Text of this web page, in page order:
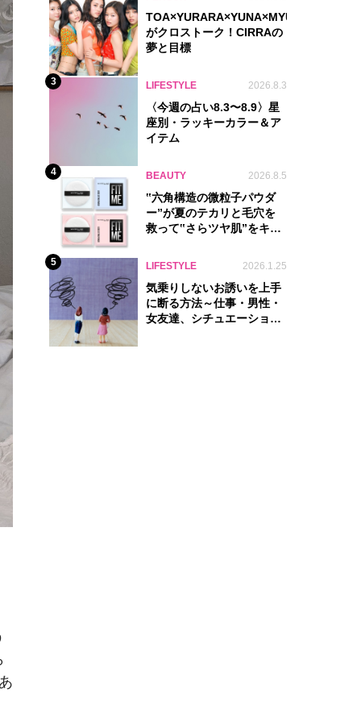
TOA×YURARA×YUNA×MYU.Y×MANON
がクロストーク！CIRRAの
夢と目標
3 LIFESTYLE 2026.8.3
〈今週の占い8.3〜8.9〉星
座別・ラッキーカラー＆ア
イテム
4 BEAUTY 2026.8.5
‟六角構造の微粒子パウダ
ー”が夏のテカリと毛穴を
救って‟さらツヤ肌”をキー
5 LIFESTYLE 2026.1.25
気乗りしないお誘いを上手
に断る方法～仕事・男性・
女友達、シチュエーション